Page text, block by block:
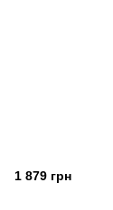
1 879 грн